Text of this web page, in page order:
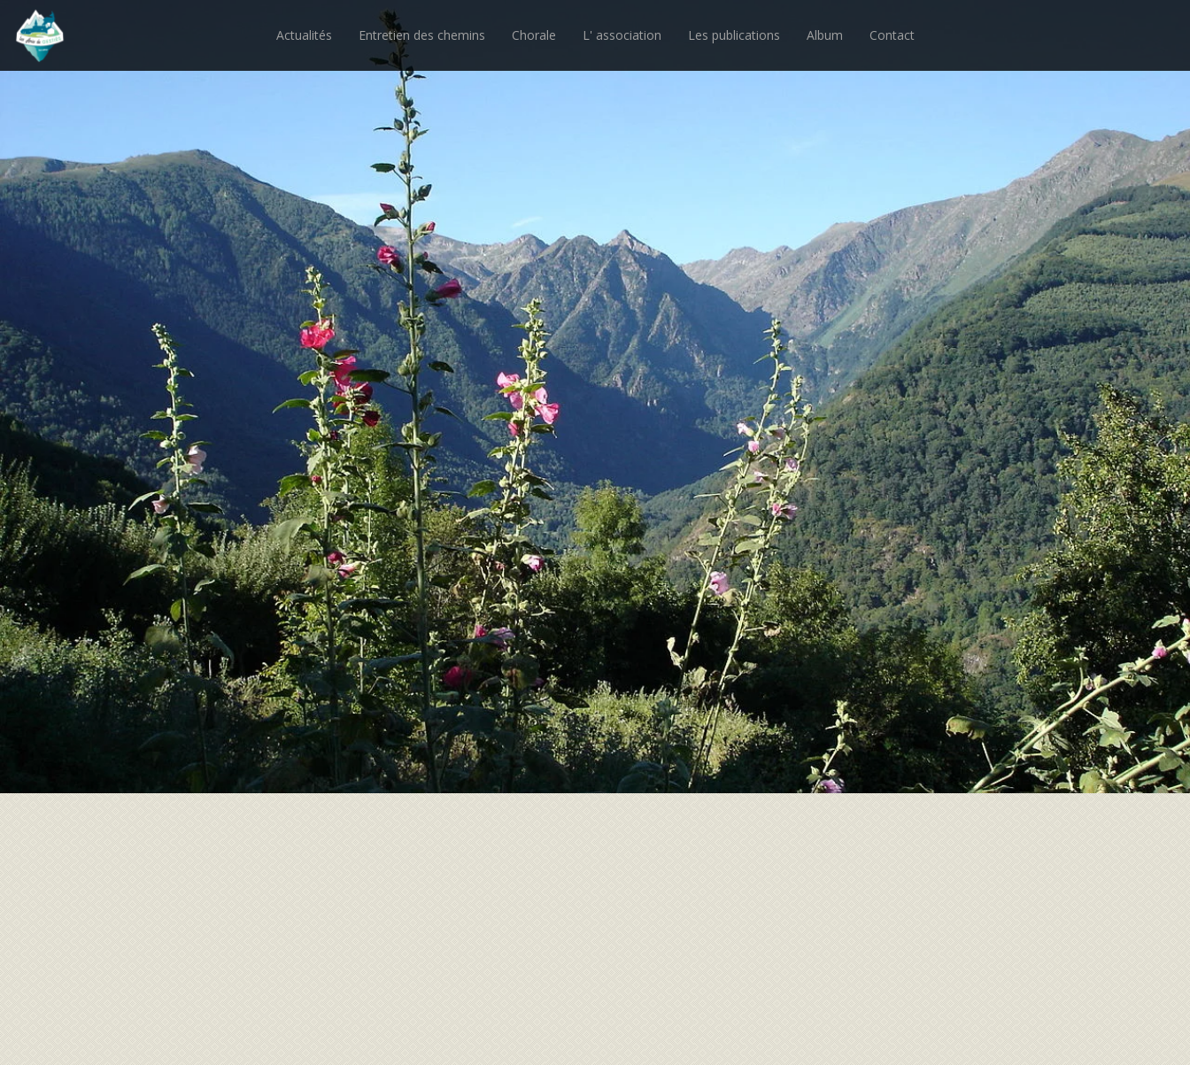
Actualités Entretien des chemins Chorale L' association Les publications Album Contact